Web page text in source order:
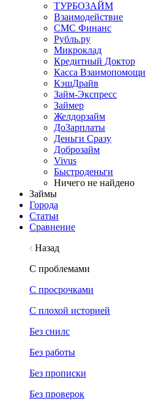
ТУРБОЗАЙМ
Взаимодействие
СМС Финанс
Рубль.ру
Микроклад
Кредитный Доктор
Касса Взаимопомощи
КэшДрайв
Займ-Экспресс
Займер
Желдорзайм
ДоЗарплаты
Деньги Сразу
Доброзайм
Vivus
Быстроденьги
Ничего не найдено
Займы
Города
Статьи
Сравнение
Назад
С проблемами
С просрочками
С плохой историей
Без снилс
Без работы
Без прописки
Без проверок